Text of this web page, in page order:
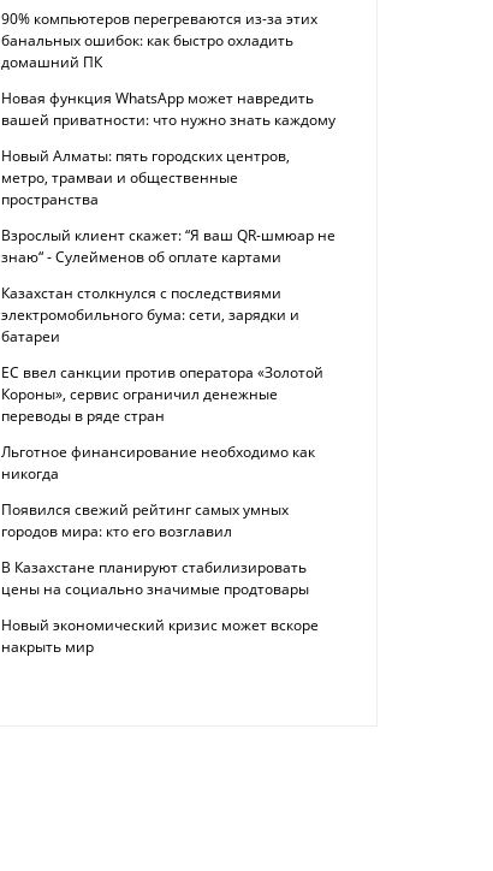
90% компьютеров перегреваются из-за этих
банальных ошибок: как быстро охладить
домашний ПК
Новая функция WhatsApp может навредить
вашей приватности: что нужно знать каждому
Новый Алматы: пять городских центров,
метро, трамваи и общественные
пространства
Взрослый клиент скажет: “Я ваш QR-шмюар не
знаю“ - Сулейменов об оплате картами
Казахстан столкнулся с последствиями
электромобильного бума: сети, зарядки и
батареи
ЕС ввел санкции против оператора «Золотой
Короны», сервис ограничил денежные
переводы в ряде стран
Льготное финансирование необходимо как
никогда
Появился свежий рейтинг самых умных
городов мира: кто его возглавил
В Казахстане планируют стабилизировать
цены на социально значимые продтовары
Новый экономический кризис может вскоре
накрыть мир